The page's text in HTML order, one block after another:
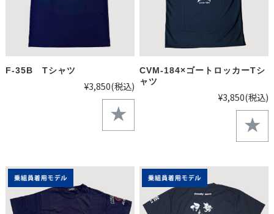
F-35B Tシャツ
¥3,850(税込)
CVM-184×ゴートロッカーTシ
ャツ
¥3,850(税込)